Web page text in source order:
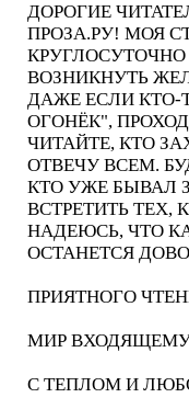
ДОРОГИЕ
ПРОЗА.РУ! МОЯ
ВОЗНИКНУТЬ
ДАЖЕ ЕСЛИ КТО-
ОГОНЁК",
ЧИТАЙТЕ, КТО
ОТВЕЧУ ВСЕМ.
КТО УЖЕ БЫВАЛ
ВСТРЕТИТЬ ТЕХ,
НАДЕЮСЬ, ЧТО
ОСТАНЕТСЯ
ПРИЯТНОГО
МИР
С ТЕПЛОМ И